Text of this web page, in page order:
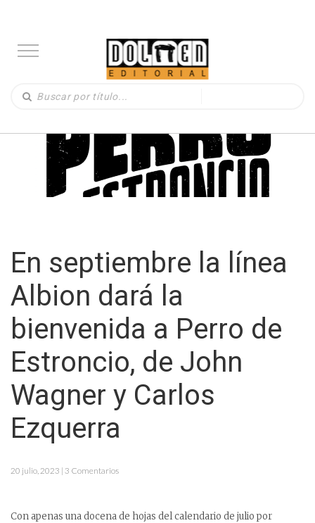
En septiembre la línea
Albion dará la
bienvenida a Perro de
Estroncio, de John
Wagner y Carlos
Ezquerra
20 julio, 2023 | 3 Comentarios
Con apenas una docena de hojas del calendario de julio por